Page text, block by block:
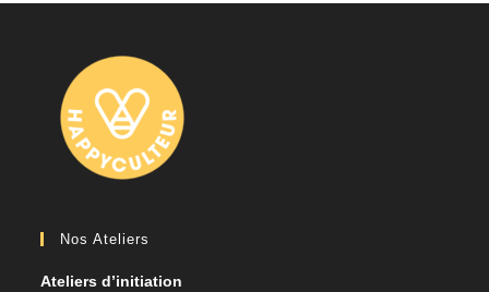
Nos Ateliers
Ateliers d’initiation